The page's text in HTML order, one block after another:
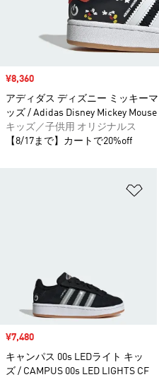
セール価格
¥7,480
キャンパス 00s LEDライト キッ
ズ / CAMPUS 00s LED LIGHTS CF
セール価格
¥8,360
アディダス ディズニー ミッキー
ッズ / Adidas Disney Mickey Mouse
キッズ／子供用 オリジナルス
【8/17まで】カートで20%off